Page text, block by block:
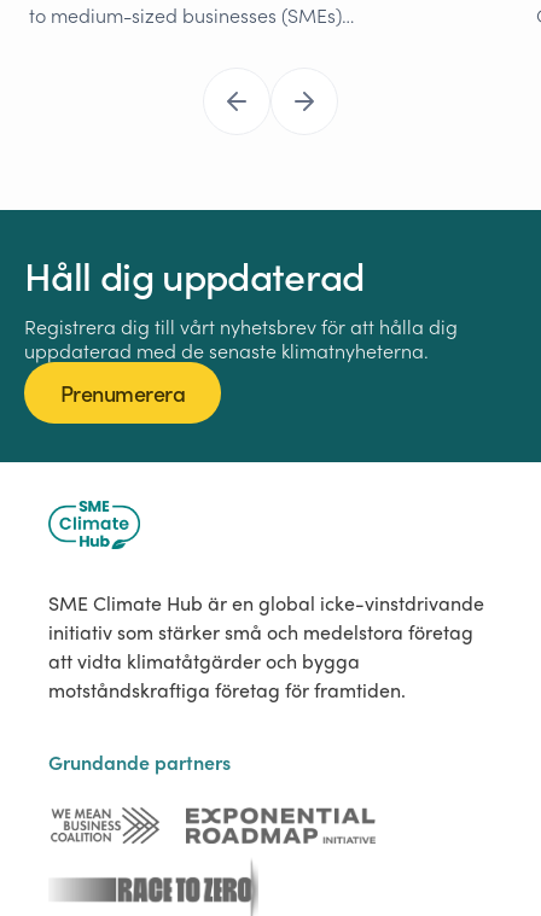
to medium-sized businesses (SMEs)…
Håll dig uppdaterad
Registrera dig till vårt nyhetsbrev för att hålla dig
uppdaterad med de senaste klimatnyheterna.
Prenumerera
SME Climate Hub är en global icke-vinstdrivande
initiativ som stärker små och medelstora företag
att vidta klimatåtgärder och bygga
motståndskraftiga företag för framtiden.
Grundande partners